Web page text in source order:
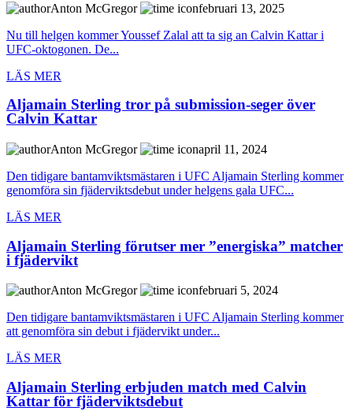
Anton McGregor
februari 13, 2025
Nu till helgen kommer Youssef Zalal att ta sig an Calvin Kattar i
UFC-oktogonen. De...
LÄS MER
Aljamain Sterling tror på submission-seger över
Calvin Kattar
Anton McGregor
april 11, 2024
Den tidigare bantamviktsmästaren i UFC Aljamain Sterling kommer
genomföra sin fjäderviktsdebut under helgens gala UFC...
LÄS MER
Aljamain Sterling förutser mer ”energiska” matcher
i fjädervikt
Anton McGregor
februari 5, 2024
Den tidigare bantamviktsmästaren i UFC Aljamain Sterling kommer
att genomföra sin debut i fjädervikt under...
LÄS MER
Aljamain Sterling erbjuden match med Calvin
Kattar för fjäderviktsdebut